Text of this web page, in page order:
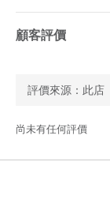
顧客評價
尚未有任何評價